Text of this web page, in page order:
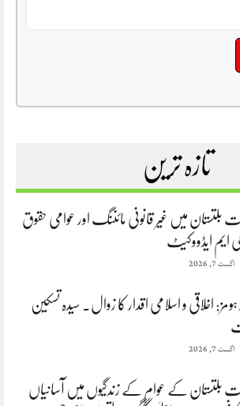
تازہ ترین
بلتستان میں غیر قانونی مائننگ اور عوامی حقوق
ایم ایڈووکیٹ
اگست 7, 2026
ہومز: اخلاقی و اسلامی اقدار کا زوال. سیدہ تسکین
اگست 7, 2026
بلتستان کے عوام کے زندگیوں میں آسانیاں